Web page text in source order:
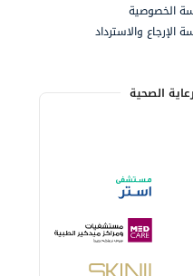
الخصوصية
الإرجاع والاسترداد
الصحية